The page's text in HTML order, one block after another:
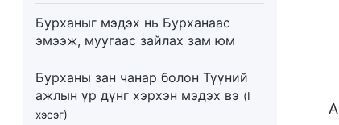
Бурханыг мэдэх нь Бурханаас
эмээж, муугаас зайлах зам юм
Бурханы зан чанар болон Түүний
ажлын үр дүнг хэрхэн мэдэх вэ (I
хэсэг)